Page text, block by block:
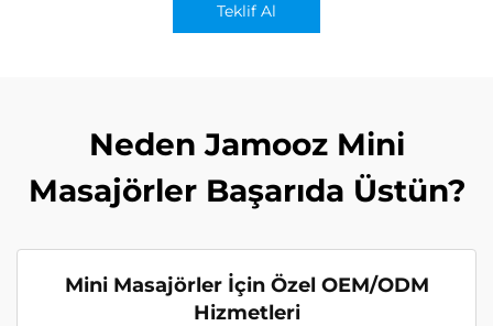
Teklif Al
Neden Jamooz Mini
Masajörler Başarıda Üstün?
Mini Masajörler İçin Özel OEM/ODM
Hizmetleri